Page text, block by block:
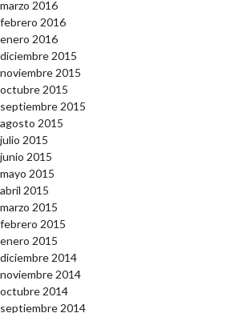
marzo 2016
febrero 2016
enero 2016
diciembre 2015
noviembre 2015
octubre 2015
septiembre 2015
agosto 2015
julio 2015
junio 2015
mayo 2015
abril 2015
marzo 2015
febrero 2015
enero 2015
diciembre 2014
noviembre 2014
octubre 2014
septiembre 2014